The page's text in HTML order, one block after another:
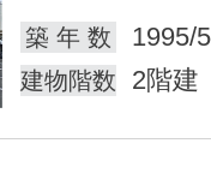
築 年 数
1995/
建物階数 2階建